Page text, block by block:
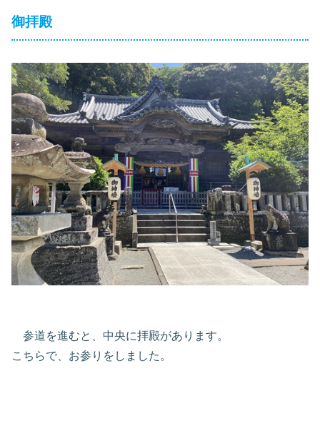
御拝殿
参道を進むと、中央に拝殿があります。
こちらで、お参りをしました。